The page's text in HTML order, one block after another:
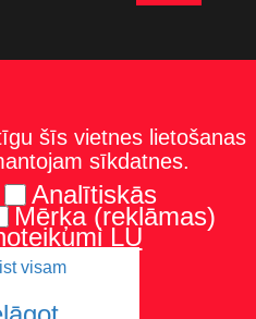
Karte un norādes
šīs vietnes lietošanas
sīkdatnes.
Analītiskās
Mērķa (reklāmas)
LU
visam